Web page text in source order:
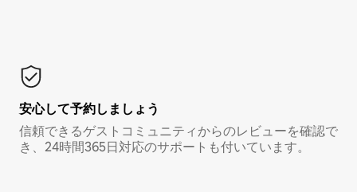
安心して予約しましょう
信頼できるゲストコミュニティからのレビューを確認で
き、24時間365日対応のサポートも付いています。